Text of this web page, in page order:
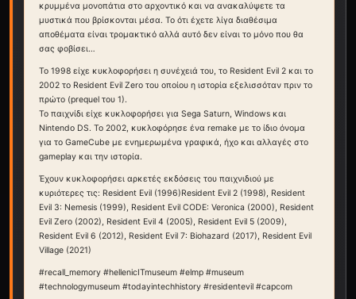
κρυμμένα μονοπάτια στο αρχοντικό και να ανακαλύψετε τα
μυστικά που βρίσκονται μέσα. Το ότι έχετε λίγα διαθέσιμα
αποθέματα είναι τρομακτικό αλλά αυτό δεν είναι το μόνο που θα
σας φοβίσει…
Το 1998 είχε κυκλοφορήσει η συνέχειά του, το Resident Evil 2 και το
2002 το Resident Evil Zero του οποίου η ιστορία εξελισσόταν πριν το
πρώτο (prequel του 1).
Το παιχνίδι είχε κυκλοφορήσει για Sega Saturn, Windows και
Nintendo DS. Το 2002, κυκλοφόρησε ένα remake με το ίδιο όνομα
για το GameCube με ενημερωμένα γραφικά, ήχο και αλλαγές στο
gameplay και την ιστορία.
Έχουν κυκλοφορήσει αρκετές εκδόσεις του παιχνιδιού με
κυριότερες τις: Resident Evil (1996)Resident Evil 2 (1998), Resident
Evil 3: Nemesis (1999), Resident Evil CODE: Veronica (2000), Resident
Evil Zero (2002), Resident Evil 4 (2005), Resident Evil 5 (2009),
Resident Evil 6 (2012), Resident Evil 7: Biohazard (2017), Resident Evil
Village (2021)
#recall_memory #hellenicITmuseum #elmp #museum
#technologymuseum #todayintechhistory #residentevil #capcom